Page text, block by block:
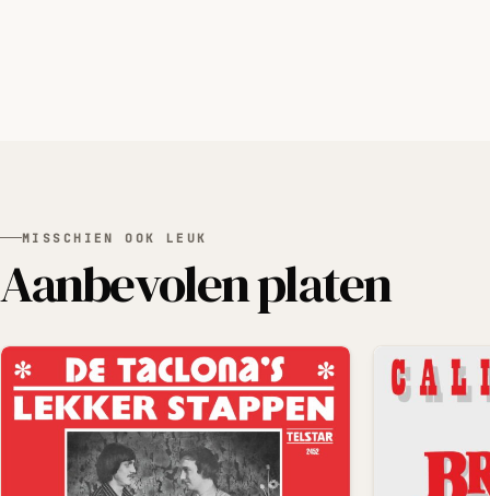
MISSCHIEN OOK LEUK
Aanbevolen platen